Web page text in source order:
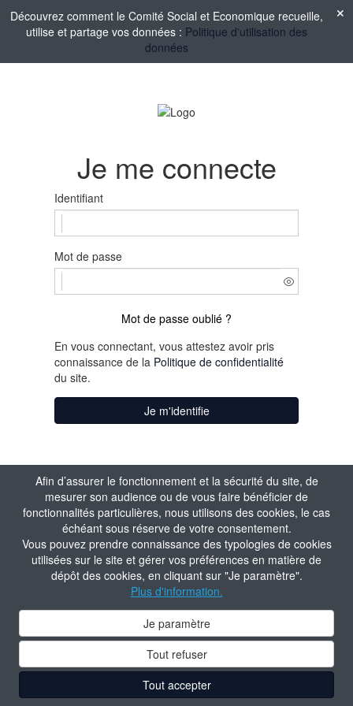
Afin d’assurer le fonctionnement et la sécurité du site, de
mesurer son audience ou de vous faire bénéficier de
fonctionnalités particulières, nous utilisons des cookies, le cas
échéant sous réserve de votre consentement.
Vous pouvez prendre connaissance des typologies de cookies
utilisées sur le site et gérer vos préférences en matière de
dépôt des cookies, en cliquant sur "Je paramètre".
Plus d'information.
Je paramètre
Tout refuser
Tout accepter
Découvrez comment le Comité Social et Economique recueille,
utilise et partage vos données : Politique d'utilisation des
données
Je me connecte
Identifiant
Mot de passe
Mot de passe oublié ?
En vous connectant, vous attestez avoir pris
connaissance de la Politique de confidentialité
du site.
Je m'identifie